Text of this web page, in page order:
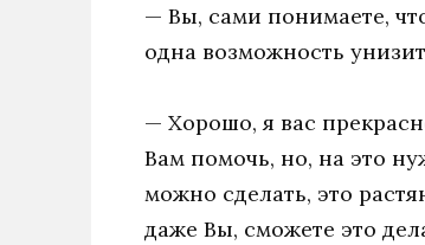
— Вы, сами понимаете,
одна возможность
— Хорошо, я вас
Вам помочь, но, на это
можно сделать, это
даже Вы, сможете это